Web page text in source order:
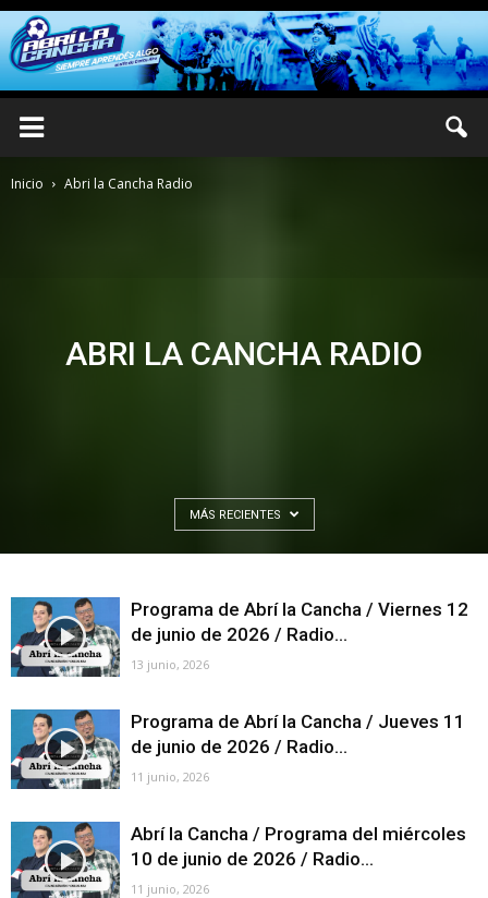
Inicio Abri la Cancha Radio
ABRI LA CANCHA RADIO
MÁS RECIENTES
Programa de Abrí la Cancha / Viernes 12
de junio de 2026 / Radio...
13 junio, 2026
Programa de Abrí la Cancha / Jueves 11
de junio de 2026 / Radio...
11 junio, 2026
Abrí la Cancha / Programa del miércoles
10 de junio de 2026 / Radio...
11 junio, 2026